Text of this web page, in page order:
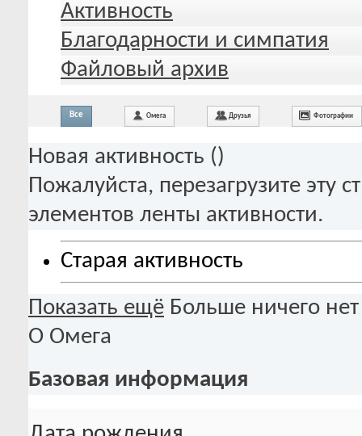
Активность
Благодарности и симпатия
Файловый архив
Все Омега Друзья Фотографии
Новая активность ()
Пожалуйста, перезагрузите эту
элементов ленты активности.
Старая активность
Показать ещё Больше ничего нет
О Омега
Базовая информация